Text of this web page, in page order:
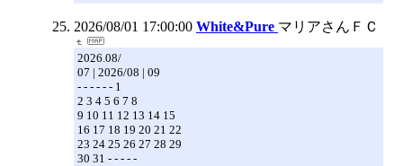
2026/08/01 17:00:00 White&Pure マリアさんＦＣ
2026.08/
07 | 2026/08 | 09
- - - - - - 1
2 3 4 5 6 7 8
9 10 11 12 13 14 15
16 17 18 19 20 21 22
23 24 25 26 27 28 29
30 31 - - - - -